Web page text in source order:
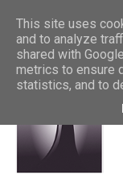
This site uses
and to analyze
shared with
metrics to ensure
statistics, and to